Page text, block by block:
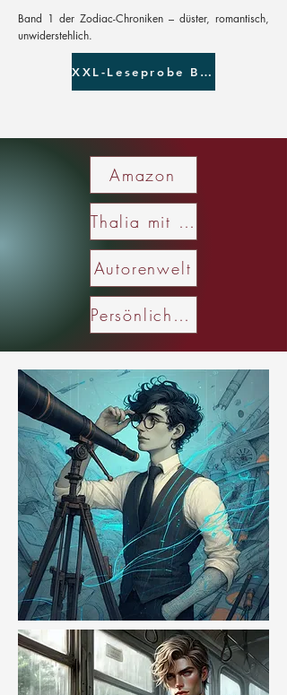
Band 1 der Zodiac-Chroniken – düster, romantisch,
unwiderstehlich.
XXL-Leseprobe Band 1
Amazon
Thalia mit exklusiver Charakterkarte
Autorenwelt
Persönlich signiertes Exemplar